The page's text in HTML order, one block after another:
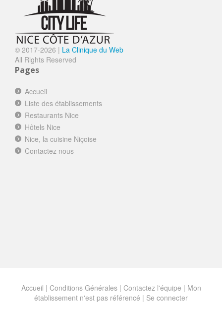
© 2017-2026 | La Clinique du Web
All Rights Reserved
Pages
Accueil
Liste des établissements
Restaurants Nice
Hôtels Nice
Nice, la cuisine Niçoise
Contactez nous
Accueil | Conditions Générales| Contactez l'équipe | Mon
établissement n'est pas référencé | Se connecter